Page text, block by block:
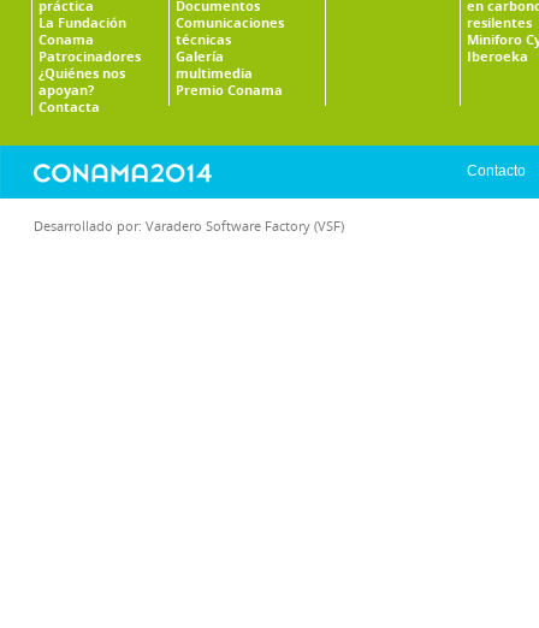
práctica
La Fundación
Conama
Patrocinadores
¿Quiénes nos
apoyan?
Contacta
Documentos
Comunicaciones
técnicas
Galería
multimedia
Premio Conama
en
resilentes
Miniforo
Iberoeka
Contacto
Desarrollado por: Varadero Software Factory (VSF)